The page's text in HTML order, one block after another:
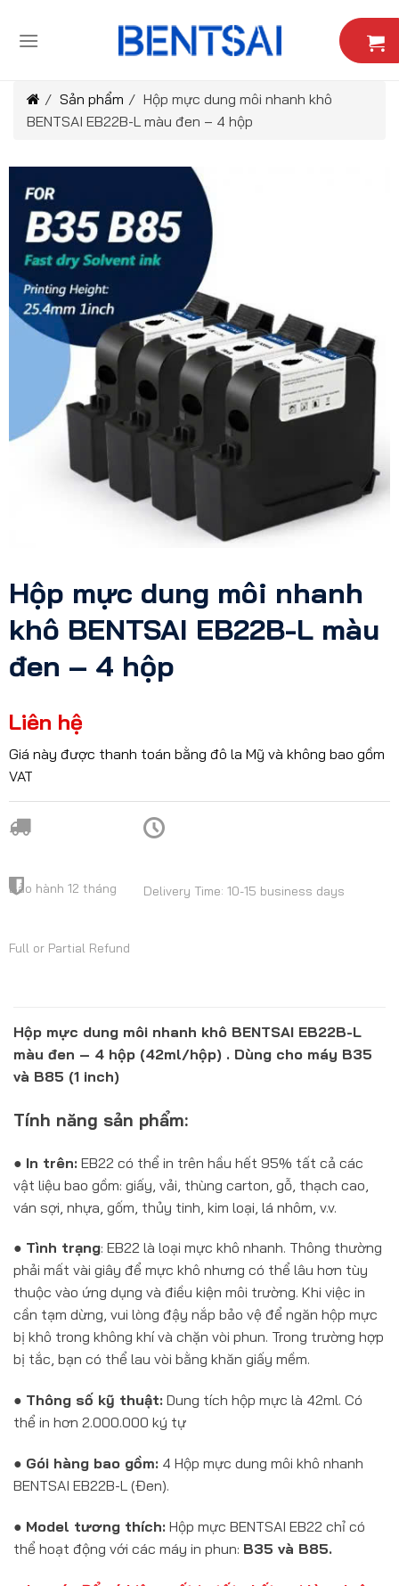
/ Sản phẩm / Hộp mực dung môi nhanh khô
BENTSAI EB22B-L màu đen – 4 hộp
Hộp mực dung môi nhanh
khô BENTSAI EB22B-L màu
đen – 4 hộp
Liên hệ
Giá này được thanh toán bằng đô la Mỹ và không bao gồm
VAT
Bảo hành 12 tháng Delivery Time: 10-15 business days
Full or Partial Refund
Hộp mực dung môi nhanh khô BENTSAI EB22B-L
màu đen – 4 hộp (42ml/hộp) . Dùng cho máy B35
và B85 (1 inch)
Tính năng sản phẩm:
● In trên: EB22 có thể in trên hầu hết 95% tất cả các
vật liệu bao gồm: giấy, vải, thùng carton, gỗ, thạch cao,
ván sợi, nhựa, gốm, thủy tinh, kim loại, lá nhôm, v.v.
● Tình trạng: EB22 là loại mực khô nhanh. Thông thường
phải mất vài giây để mực khô nhưng có thể lâu hơn tùy
thuộc vào ứng dụng và điều kiện môi trường. Khi việc in
cần tạm dừng, vui lòng đậy nắp bảo vệ để ngăn hộp mực
bị khô trong không khí và chặn vòi phun. Trong trường hợp
bị tắc, bạn có thể lau vòi bằng khăn giấy mềm.
● Thông số kỹ thuật: Dung tích hộp mực là 42ml. Có
thể in hơn 2.000.000 ký tự
● Gói hàng bao gồm: 4 Hộp mực dung môi khô nhanh
BENTSAI EB22B-L (Đen).
● Model tương thích: Hộp mực BENTSAI EB22 chỉ có
thể hoạt động với các máy in phun: B35 và B85.